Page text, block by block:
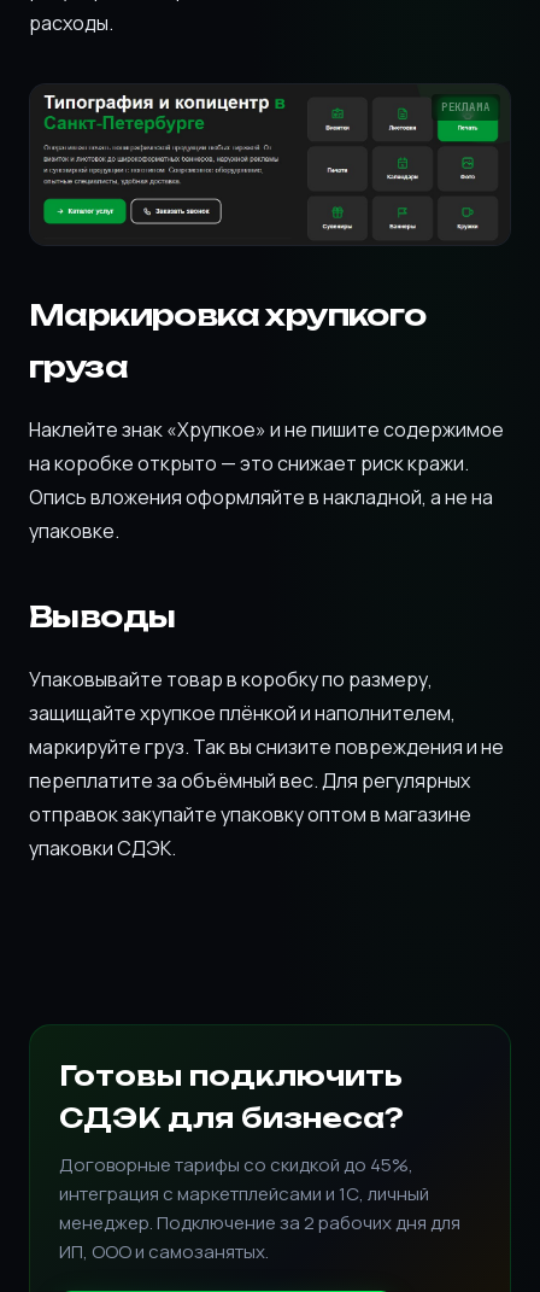
расходы.
Маркировка хрупкого
груза
Наклейте знак «Хрупкое» и не пишите содержимое
на коробке открыто — это снижает риск кражи.
Опись вложения оформляйте в накладной, а не на
упаковке.
Выводы
Упаковывайте товар в коробку по размеру,
защищайте хрупкое плёнкой и наполнителем,
маркируйте груз. Так вы снизите повреждения и не
переплатите за объёмный вес. Для регулярных
отправок закупайте упаковку оптом в магазине
упаковки СДЭК.
Готовы подключить
СДЭК для бизнеса?
Договорные тарифы со скидкой до 45%,
интеграция с маркетплейсами и 1С, личный
менеджер. Подключение за 2 рабочих дня для
ИП, ООО и самозанятых.